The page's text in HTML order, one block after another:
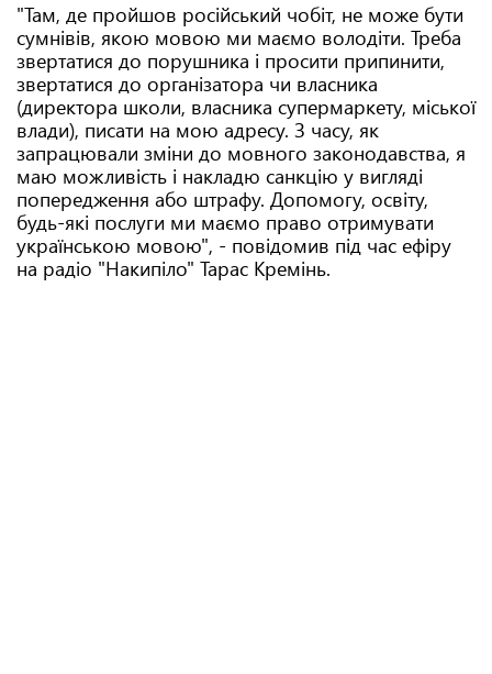
"Там, де пройшов російський чобіт, не може бути
сумнівів, якою мовою ми маємо володіти. Треба
звертатися до порушника і просити припинити,
звертатися до організатора чи власника
(директора школи, власника супермаркету, міської
влади), писати на мою адресу. З часу, як
запрацювали зміни до мовного законодавства, я
маю можливість і накладю санкцію у вигляді
попередження або штрафу. Допомогу, освіту,
будь-які послуги ми маємо право отримувати
українською мовою", - повідомив під час ефіру
на радіо "Накипіло" Тарас Кремінь.